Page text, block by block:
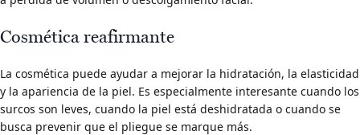
Cosmética reafirmante
La cosmética puede ayudar a mejorar la hidratación, la elasticidad
y la apariencia de la piel. Es especialmente interesante cuando los
surcos son leves, cuando la piel está deshidratada o cuando se
busca prevenir que el pliegue se marque más.